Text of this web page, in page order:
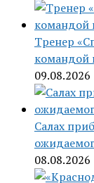
Тренер
командой
09.08.2026
Салах
08.08.2026